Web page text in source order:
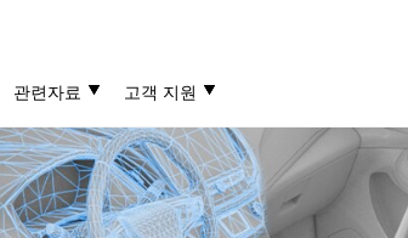
관련자료 고객 지원